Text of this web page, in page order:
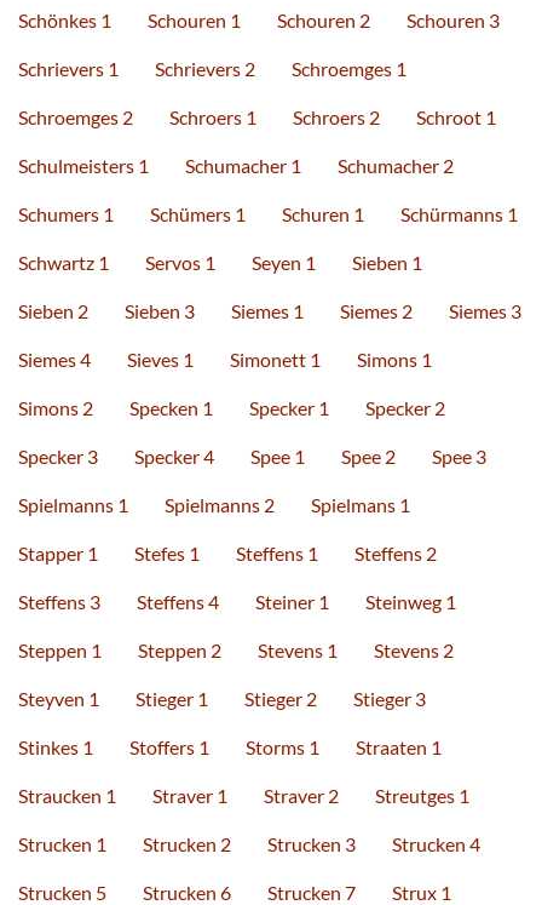
Schönkes 1 Schouren 1 Schouren 2 Schouren 3
Schrievers 1 Schrievers 2 Schroemges 1
Schroemges 2 Schroers 1 Schroers 2 Schroot 1
Schulmeisters 1 Schumacher 1 Schumacher 2
Schumers 1 Schümers 1 Schuren 1 Schürmanns 1
Schwartz 1 Servos 1 Seyen 1 Sieben 1
Sieben 2 Sieben 3 Siemes 1 Siemes 2 Siemes 3
Siemes 4 Sieves 1 Simonett 1 Simons 1
Simons 2 Specken 1 Specker 1 Specker 2
Specker 3 Specker 4 Spee 1 Spee 2 Spee 3
Spielmanns 1 Spielmanns 2 Spielmans 1
Stapper 1 Stefes 1 Steffens 1 Steffens 2
Steffens 3 Steffens 4 Steiner 1 Steinweg 1
Steppen 1 Steppen 2 Stevens 1 Stevens 2
Steyven 1 Stieger 1 Stieger 2 Stieger 3
Stinkes 1 Stoffers 1 Storms 1 Straaten 1
Straucken 1 Straver 1 Straver 2 Streutges 1
Strucken 1 Strucken 2 Strucken 3 Strucken 4
Strucken 5 Strucken 6 Strucken 7 Strux 1